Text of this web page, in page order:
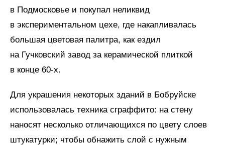
в Подмосковье и покупал неликвид
в экспериментальном цехе, где накапливалась
большая цветовая палитра, как ездил
на Гучковский завод за керамической плиткой
в конце 60-х.
Для украшения некоторых зданий в Бобруйске
использовалась техника сграффито: на стену
наносят несколько отличающихся по цвету слоев
штукатурки; чтобы обнажить слой с нужным